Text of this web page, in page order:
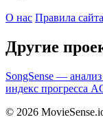
О нас Правила сайта
Другие
SongSense —
индекс прогресса
© 2026